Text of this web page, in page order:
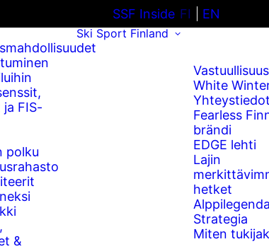
SSF Inside FI EN
ja FIS-
polku
&
Ski Sport Finland
Vastuullisuus
White
Fearless
brändi
EDGE lehti
Lajin
hetket
Strategia
Miten